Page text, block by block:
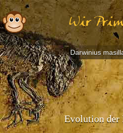
Wir
Evolution der
Darwinius